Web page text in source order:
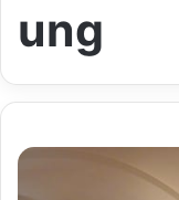
ung